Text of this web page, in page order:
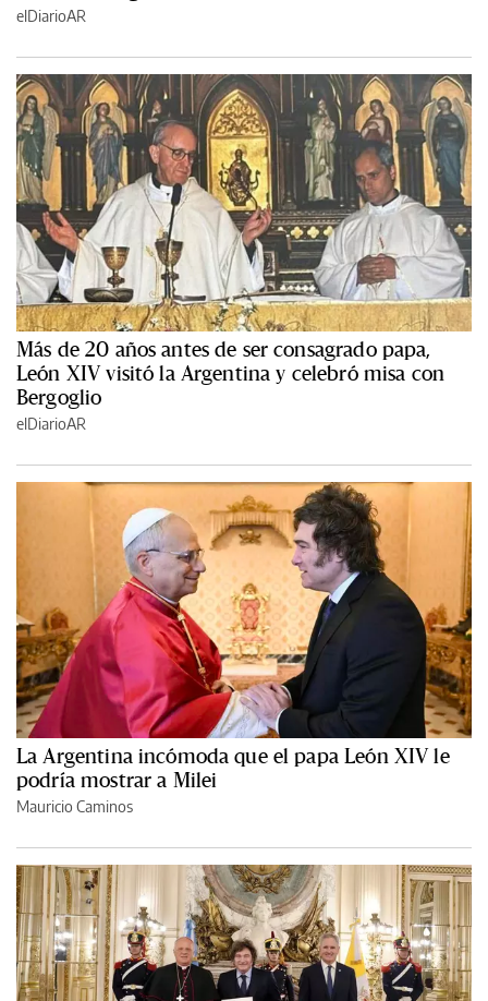
elDiarioAR
Más de 20 años antes de ser consagrado papa,
León XIV visitó la Argentina y celebró misa con
Bergoglio
elDiarioAR
La Argentina incómoda que el papa León XIV le
podría mostrar a Milei
Mauricio Caminos